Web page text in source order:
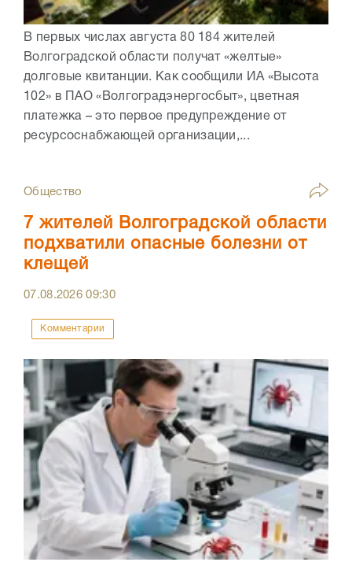
В первых числах августа 80 184 жителей
Волгоградской области получат «желтые»
долговые квитанции. Как сообщили ИА «Высота
102» в ПАО «Волгоградэнергосбыт», цветная
платежка – это первое предупреждение от
ресурсоснабжающей организации,...
Общество
7 жителей Волгоградской области
подхватили опасные болезни от
клещей
07.08.202609:30
Комментарии